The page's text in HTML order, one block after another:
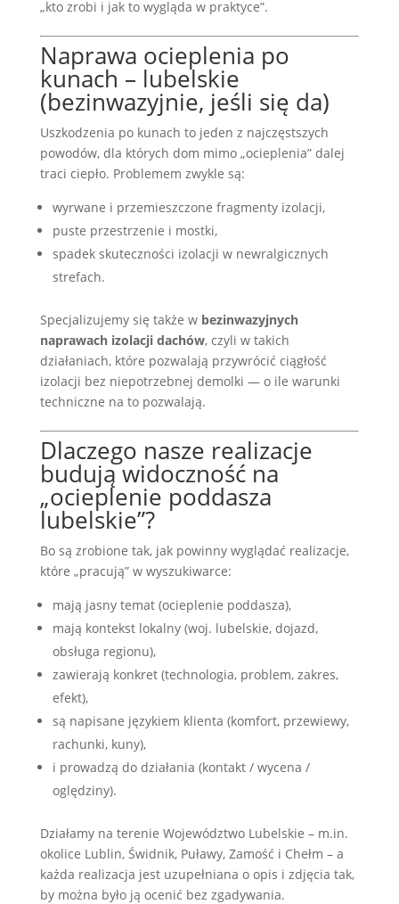
„kto zrobi i jak to wygląda w praktyce”.
Naprawa ocieplenia po
kunach – lubelskie
(bezinwazyjnie, jeśli się da)
Uszkodzenia po kunach to jeden z najczęstszych
powodów, dla których dom mimo „ocieplenia” dalej
traci ciepło. Problemem zwykle są:
wyrwane i przemieszczone fragmenty izolacji,
puste przestrzenie i mostki,
spadek skuteczności izolacji w newralgicznych
strefach.
Specjalizujemy się także w bezinwazyjnych
naprawach izolacji dachów, czyli w takich
działaniach, które pozwalają przywrócić ciągłość
izolacji bez niepotrzebnej demolki — o ile warunki
techniczne na to pozwalają.
Dlaczego nasze realizacje
budują widoczność na
„ocieplenie poddasza
lubelskie”?
Bo są zrobione tak, jak powinny wyglądać realizacje,
które „pracują” w wyszukiwarce:
mają jasny temat (ocieplenie poddasza),
mają kontekst lokalny (woj. lubelskie, dojazd,
obsługa regionu),
zawierają konkret (technologia, problem, zakres,
efekt),
są napisane językiem klienta (komfort, przewiewy,
rachunki, kuny),
i prowadzą do działania (kontakt / wycena /
oględziny).
Działamy na terenie Województwo Lubelskie – m.in.
okolice Lublin, Świdnik, Puławy, Zamość i Chełm – a
każda realizacja jest uzupełniana o opis i zdjęcia tak,
by można było ją ocenić bez zgadywania.